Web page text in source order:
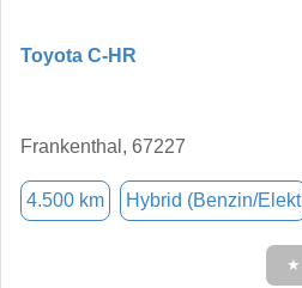
Toyota C-HR
Frankenthal, 67227
4.500 km Hybrid (Benzin/Elekt
★